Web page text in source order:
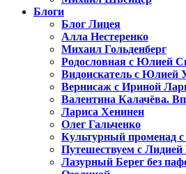
Блоги
Блог Лицея
Алла Нестеренко
Михаил Гольденберг
Родословная с Юлией
Видоискатель с Юлией
Вернисаж с Ириной
Валентина Калачёва.
Лариса Хенинен
Олег Гальченко
Культурный променад с
Путешествуем с
Лазурный Берег без